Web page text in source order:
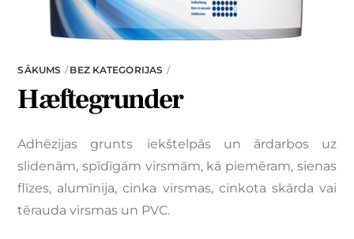
SĀKUMS BEZ KATEGORIJAS
Hæftegrunder
Adhēzijas grunts
iekštelpās un ārdarbos uz
slidenām, spīdīgām virsmām, kā piemēram, sienas
flīzes, alumīnija, cinka virsmas, cinkota skārda vai
tērauda virsmas un PVC.